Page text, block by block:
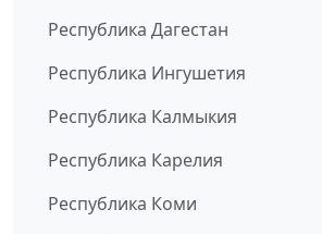
Республика Дагестан
Республика Ингушетия
Республика Калмыкия
Республика Карелия
Республика Коми